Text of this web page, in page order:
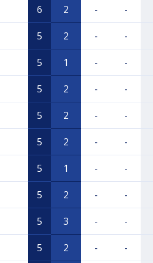
6 2 - -
5 2 - -
5 1 - -
5 2 - -
5 2 - -
5 2 - -
5 1 - -
5 2 - -
5 3 - -
5 2 - -